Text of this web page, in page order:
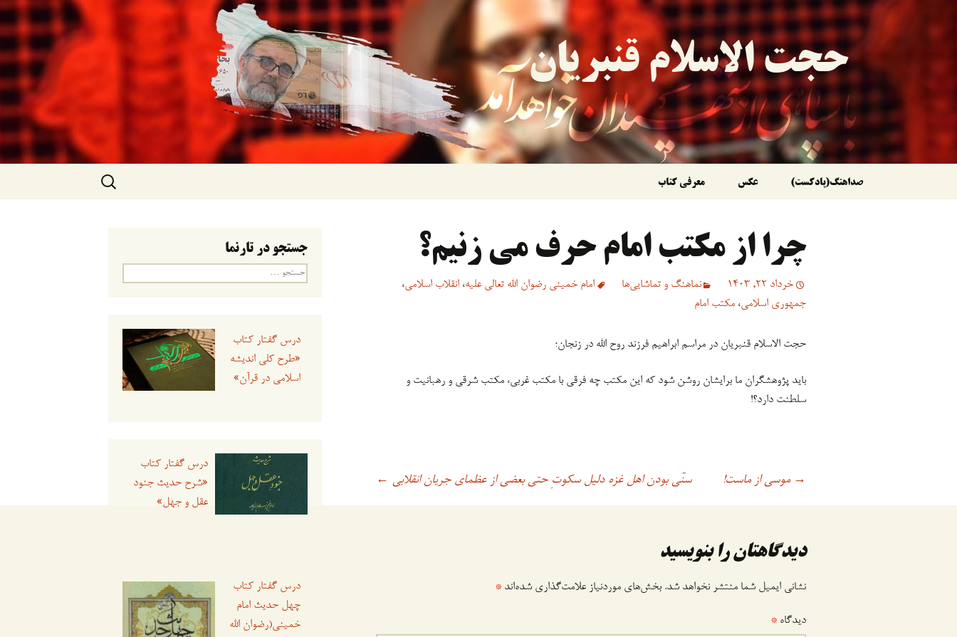
حجت الاسلام قنبریان
رفتن
نوشته‌ها
صداهنگ(پادکست) عکس معرفی کتاب
جستجو
برای:
چرا از مکتب امام حرف می زنیم؟
خرداد 22, 1403 نماهنگ و تماشایی‌ها امام خمینی رضوان الله تعالی علیه، انقلاب اسلامی،
جمهوری اسلامی، مکتب امام
حجت الاسلام قنبریان در مراسم ابراهیم فرزند روح الله در زنجان؛
باید پژوهشگران ما برایشان روشن شود که این مکتب چه فرقی با مکتب غربی، مکتب شرقی و رهبانیت و
سلطنت دارد؟!
→ موسی از ماست! سنّی بودن اهل غزه دلیل سکوتِ حتی بعضی از عظمای جریان انقلابی ←
دیدگاهتان را بنویسید
نشانی ایمیل شما منتشر نخواهد شد. بخش‌های موردنیاز علامت‌گذاری شده‌اند *
دیدگاه *
جستجو در تارنما
جستجو
درس گفتار کتاب
«طرح کلی اندیشه
اسلامی در قرآن»
درس گفتار کتاب
«شرح حدیث جنود
عقل و جهل»
درس گفتار کتاب
چهل حدیث امام
خمینی(رضوان الله